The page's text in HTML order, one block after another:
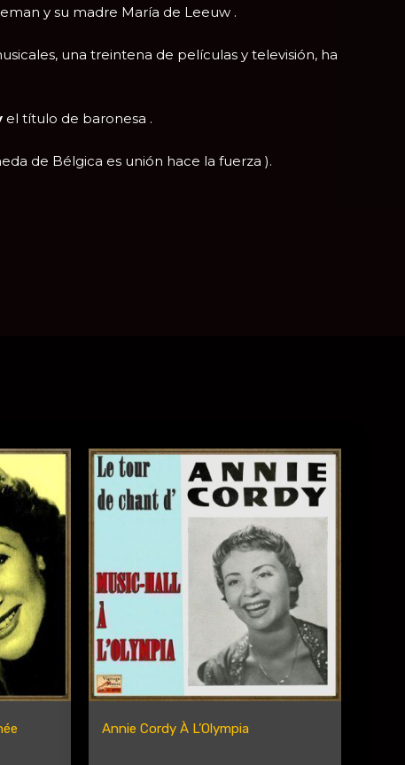
y su madre María de Leeuw .
una treintena de películas y televisión, ha
el título de baronesa .
de Bélgica es unión hace la fuerza ).
Annie Cordy À L’Olympia